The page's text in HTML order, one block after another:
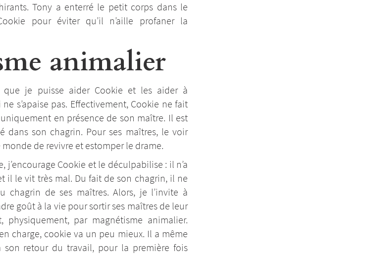
Tony a enterré le petit corps dans le
pour éviter qu’il n’aille profaner la
animalier
que je puisse aider Cookie et les aider à
s’apaise pas. Effectivement, Cookie ne fait
en présence de son maître. Il est
dans son chagrin. Pour ses maîtres, le voir
de revivre et estomper le drame.
Cookie et le déculpabilise : il n’a
il le vit très mal. Du fait de son chagrin, il ne
chagrin de ses maîtres. Alors, je l’invite à
goût à la vie pour sortir ses maîtres de leur
physiquement, par magnétisme animalier.
charge, cookie va un peu mieux. Il a même
retour du travail, pour la première fois